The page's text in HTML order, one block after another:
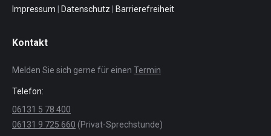
Impressum Datenschutz Barrierefreiheit
Kontakt
Melden Sie sich gerne für einen Termin
Telefon:
06131 5 78 400
06131 9 725 660 (Privat-Sprechstunde)